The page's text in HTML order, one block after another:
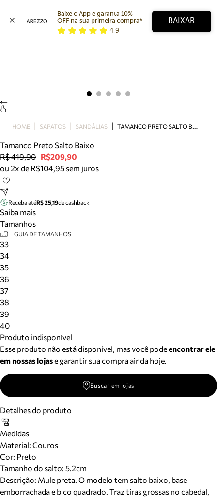
Bolsa
Tamanco
Tênis
Mule
Tire dúvidas sobre pedidos, devoluções e mais.
Meus pedidos
Acompanhe seus pedidos e solicite devoluções.
Baixe o App e garanta 10%
OFF na sua primeira compra*
4,9
BAIXAR
HOME SAPATOS SANDÁLIAS T
AMANCO PRETO SALTO BAIXO
Tamanco Preto Salto Baixo
R$ 419,90 R$209,90
ou 2x de R$104,95 sem juros
Receba atéR$ 25,19de cashback
Saiba mais
Tamanhos
GUIA DE TAMANHOS
33
34
35
36
37
38
39
40
Produto indisponível
Esse produto não está disponível, mas você podeencontrar ele
em nossas lojase garantir sua compra ainda hoje.
Buscar em lojas
Detalhes do produto
Medidas
Material: Couros
Cor: Preto
Tamanho do salto: 5.2cm
Descrição: Mule preta. O modelo tem salto baixo, base
emborrachada e bico quadrado. Traz tiras grossas no cabedal,